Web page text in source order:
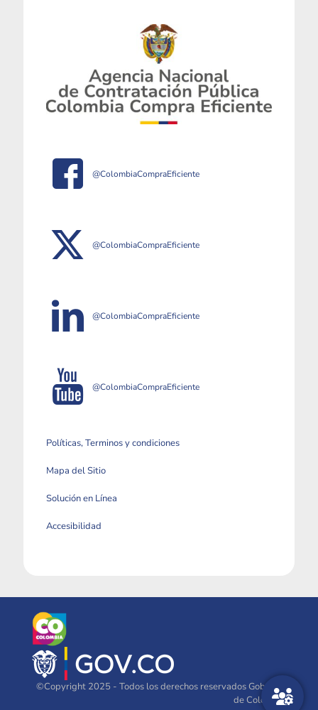
@ColombiaCompraEficiente
@ColombiaCompraEficiente
@ColombiaCompraEficiente
@ColombiaCompraEficiente
Políticas, Terminos y condiciones
Mapa del Sitio
Solución en Línea
Accesibilidad
©Copyright 2025 - Todos los derechos reservados Gobierno
de Colombia